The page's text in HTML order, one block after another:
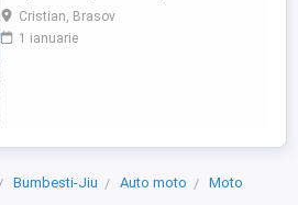
Faco (montat 2026), geanta portbagaj
Classic; prelungitor scarite pasager;
suspensie fata Bitubo si frane fata spate
Cristian, Brasov
1 ianuarie
Bumbesti-Jiu Auto moto
Moto